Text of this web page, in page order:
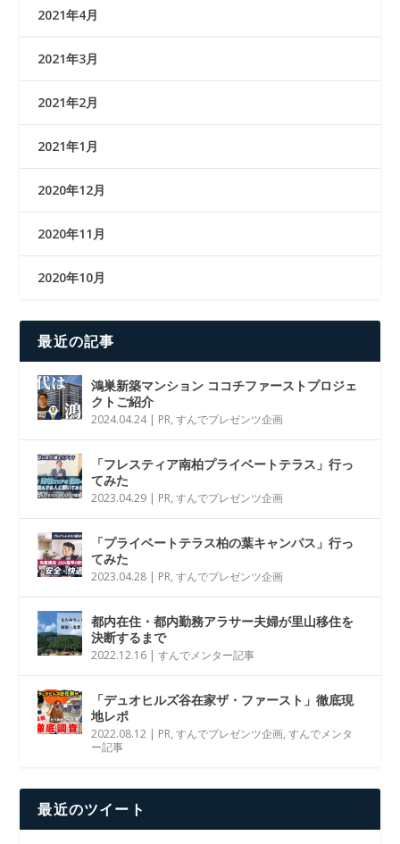
2021年4月
2021年3月
2021年2月
2021年1月
2020年12月
2020年11月
2020年10月
最近の記事
鴻巣新築マンション ココチファーストプロジェ
クトご紹介
2024.04.24| PR,すんでプレゼンツ企画
「フレスティア南柏プライベートテラス」行っ
てみた
2023.04.29 | PR,すんでプレゼンツ企画
「プライベートテラス柏の葉キャンパス」行っ
てみた
2023.04.28 | PR,すんでプレゼンツ企画
都内在住・都内勤務アラサー夫婦が里山移住を
決断するまで
2022.12.16 |すんでメンター記事
「デュオヒルズ谷在家ザ・ファースト」徹底現
地レポ
2022.08.12 | PR,すんでプレゼンツ企画,すんでメンタ
ー記事
最近のツイート